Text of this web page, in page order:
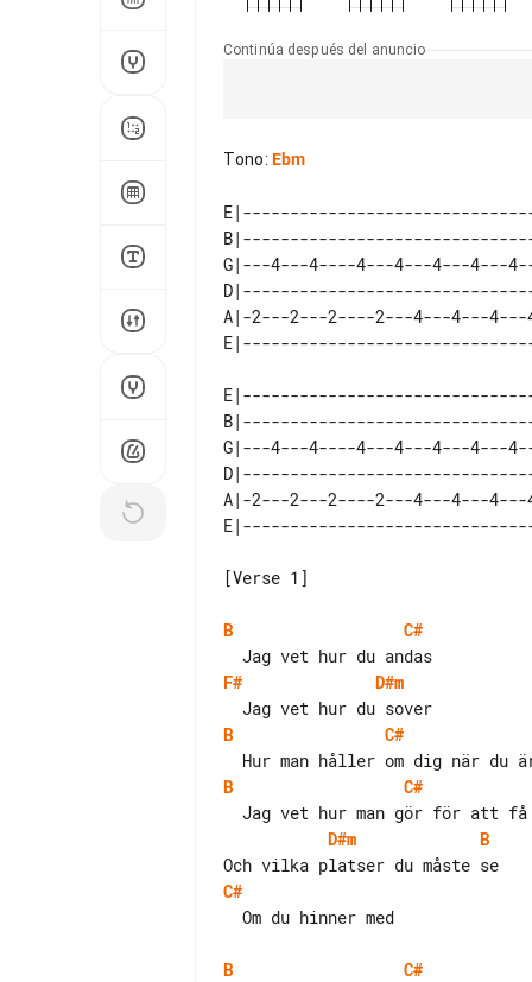
Continúa después del anuncio
Tono: Ebm
G|---4---4----4---4---4---4---
A|-2---2---2----2---4---4---
G|---4---4----4---4---4---4---
A|-2---2---2----2---4---4---
[Verse 1]
B
C#
F#
D#m
B
C#
B
C#
D#m
B
C#
B
C#